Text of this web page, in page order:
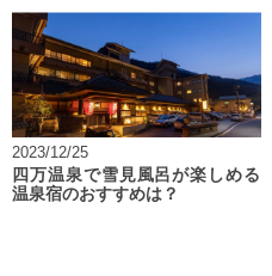
2023/12/25
四万温泉で雪見風呂が楽しめる
温泉宿のおすすめは？